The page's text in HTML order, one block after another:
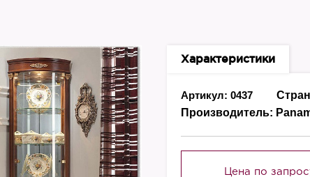
Характеристики
Артикул: 0437
Производитель:
Цена по